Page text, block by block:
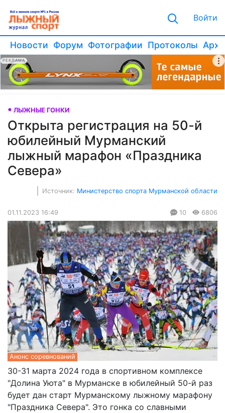
Войти
Новости Форум Фотографии Протоколы
РЕКЛАМА
ЛЫЖНЫЕ ГОНКИ
Открыта регистрация на 50-й
юбилейный Мурманский
лыжный марафон «Праздника
Севера»
Источник: Министерство спорта Мурманской области
01.11.2023 16:49 10 6806
Анонс соревнований
30-31 марта 2024 года в спортивном комплексе
"Долина Уюта" в Мурманске в юбилейный 50-й раз
будет дан старт Мурманскому лыжному марафону
"Праздника Севера". Это гонка со славными